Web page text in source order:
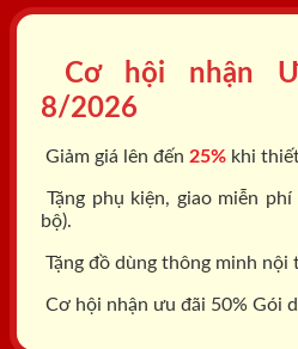
Cơ hội nhận
8/2026
Giảm giá lên đến 25% khi
Tặng phụ kiện, giao miễn
bộ).
Tặng đồ dùng thông minh nội
Cơ hội nhận ưu đãi 50% Gói